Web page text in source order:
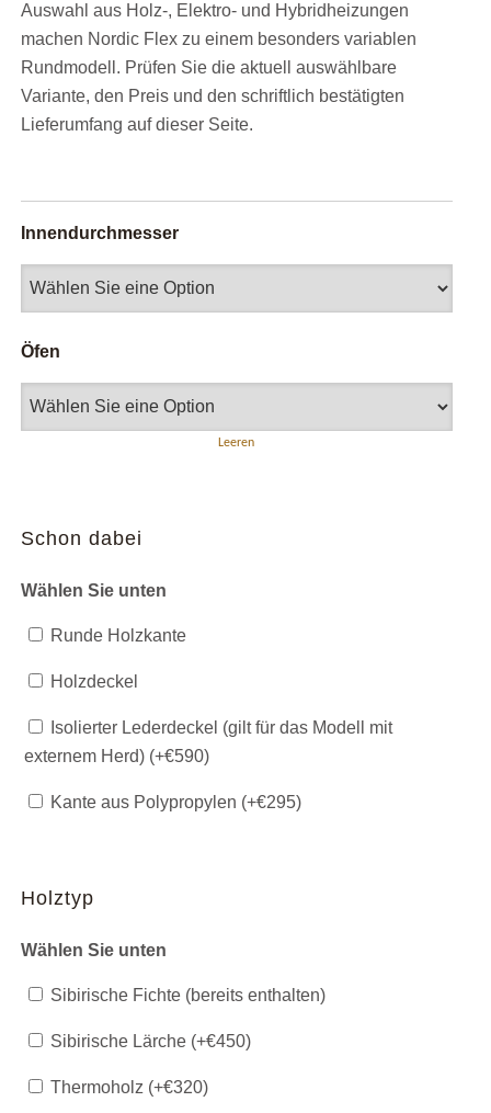
Auswahl aus Holz-, Elektro- und Hybridheizungen
machen Nordic Flex zu einem besonders variablen
Rundmodell. Prüfen Sie die aktuell auswählbare
Variante, den Preis und den schriftlich bestätigten
Lieferumfang auf dieser Seite.
Innendurchmesser
Öfen
Leeren
Schon dabei
Wählen Sie unten
Runde Holzkante
Holzdeckel
Isolierter Lederdeckel (gilt für das Modell mit
externem Herd) (+€590)
Kante aus Polypropylen (+€295)
Holztyp
Wählen Sie unten
Sibirische Fichte (bereits enthalten)
Sibirische Lärche (+€450)
Thermoholz (+€320)